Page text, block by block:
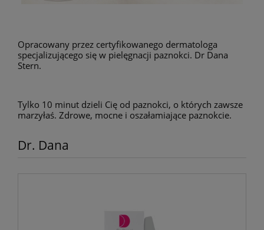
Opracowany przez certyfikowanego dermatologa
specjalizującego się w pielęgnacji paznokci. Dr Dana
Stern.
Tylko 10 minut dzieli Cię od paznokci, o których zawsze
marzyłaś. Zdrowe, mocne i oszałamiające paznokcie.
Dr. Dana